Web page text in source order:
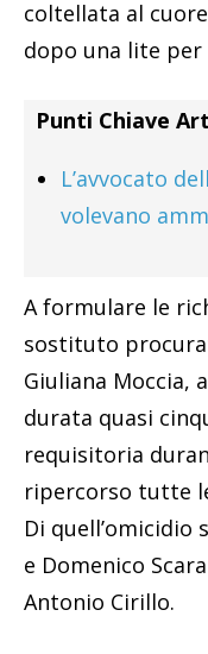
coltellata al
dopo una lite per
Punti Chiave
L’avvocato
volevano
A formulare le
sostituto
Giuliana Moccia,
durata quasi
requisitoria
ripercorso tutte
Di
e Domenico
Antonio Cirillo.